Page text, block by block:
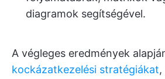
diagramok segítségével.
A végleges eredmények
kockázatkezelési stratégiákat